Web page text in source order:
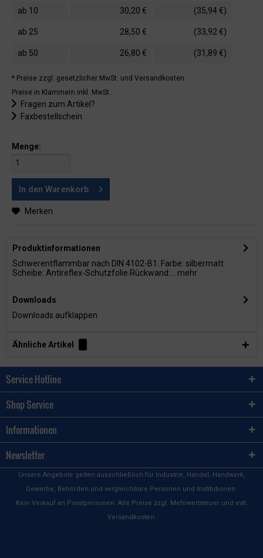
ab 10 30,20 € (35,94 €)
ab 25 28,50 € (33,92 €)
ab 50 26,80 € (31,89 €)
* Preise zzgl. gesetzlicher MwSt. und Versandkosten
Preise in Klammern inkl. MwSt.:
Fragen zum Artikel?
Faxbestellschein
Menge:
In den Warenkorb
Merken
Produktinformationen
Schwerentflammbar nach DIN 4102-B1. Farbe: silbermatt.
Scheibe: Antireflex-Schutzfolie.Rückwand:...
mehr
Downloads
Downloads aufklappen
Ähnliche Artikel
Service Hotline
Shop Service
Informationen
Newsletter
Unsere Angebote gelten ausschließlich für Industrie, Handel, Handwerk,
Gewerbe, Behörden und vergleichbare Personen und Institutionen.
Kein Verkauf an Privatpersonen. Alle Preise zzgl. Mehrwertsteuer und evtl.
Versandkosten.